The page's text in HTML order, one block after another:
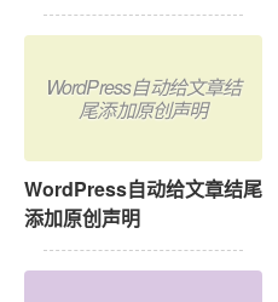
WordPress自动给文章结
尾添加原创声明
WordPress自动给文章结尾
添加原创声明